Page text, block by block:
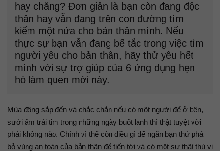
hay chăng? Đơn giản là bạn còn đang độc
thân hay vẫn đang trên con đường tìm
kiếm một nửa cho bản thân mình. Nếu
thực sự bạn vẫn đang bế tắc trong việc tìm
người yêu cho bản thân, hãy thử yêu hết
mình với sự trợ giúp của 6 ứng dụng hẹn
hò làm quen mới này.
Mùa đông sắp đến và chắc chắn nếu có một người để ở bên,
sưởi ấm trái tim trong những ngày buốt lạnh thì thật tuyệt vời
phải không nào. Chính vì thế còn điều gì để ngăn bạn thử phá
bỏ vùng an toàn của bản thân để tiến tới và có một sự thật thú vị